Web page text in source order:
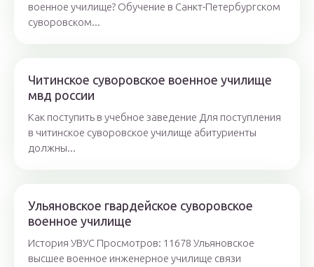
военное училище? Обучение в Санкт-Петербургском
суворовском...
Читинское суворовское военное училище
мвд россии
Как поступить в учебное заведение Для поступления
в читинское суворовское училище абитуриенты
должны...
Ульяновское гвардейское суворовское
военное училище
История УВУС Просмотров: 11678 Ульяновское
высшее военное инженерное училище связи